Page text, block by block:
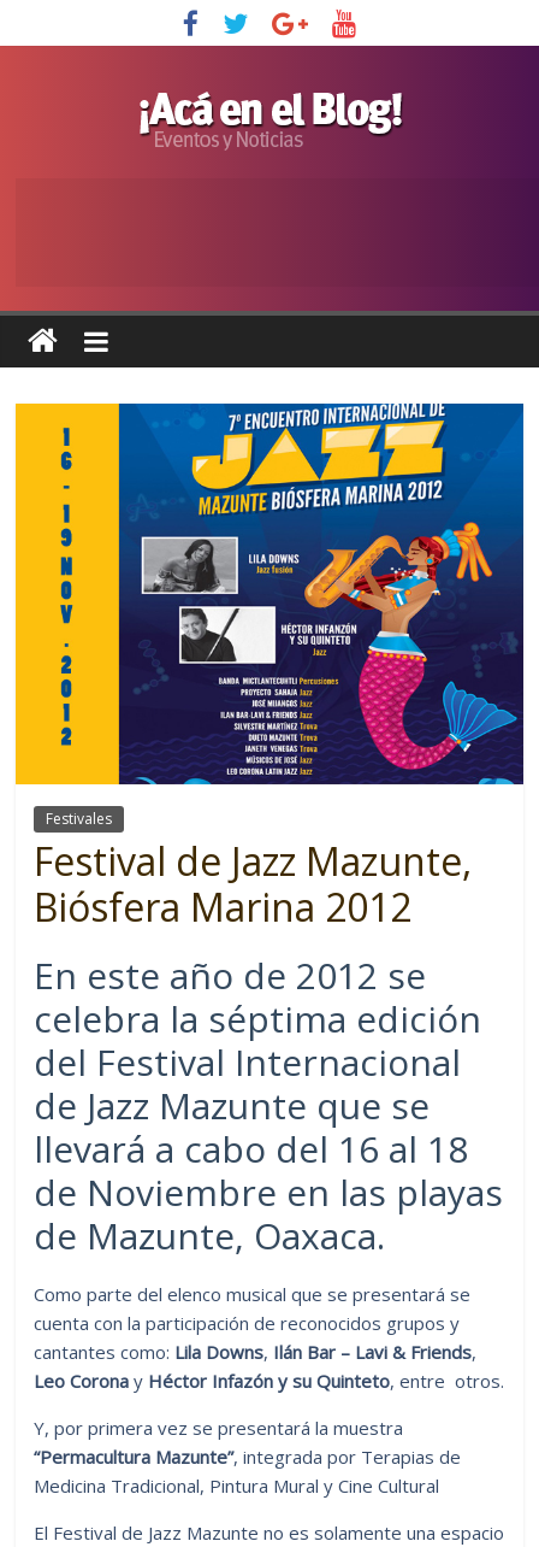
Festivales
Festival de Jazz Mazunte,
Biósfera Marina 2012
En este año de 2012 se
celebra la séptima edición
del Festival Internacional
de Jazz Mazunte que se
llevará a cabo del 16 al 18
de Noviembre en las playas
de Mazunte, Oaxaca.
Como parte del elenco musical que se presentará se
cuenta con la participación de reconocidos grupos y
cantantes como: Lila Downs, Ilán Bar – Lavi & Friends,
Leo Corona y Héctor Infazón y su Quinteto, entre otros.
Y, por primera vez se presentará la muestra
“Permacultura Mazunte”, integrada por Terapias de
Medicina Tradicional, Pintura Mural y Cine Cultural
El Festival de Jazz Mazunte no es solamente una espacio